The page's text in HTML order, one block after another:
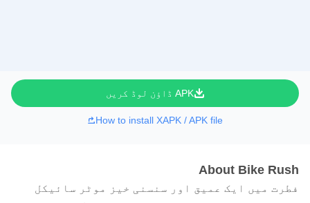
APK ڈاؤن لوڈ کریں
How to install XAPK / APK file
About Bike Rush
فطرت میں ایک عمیق اور سنسنی خیز موٹر سائیکل